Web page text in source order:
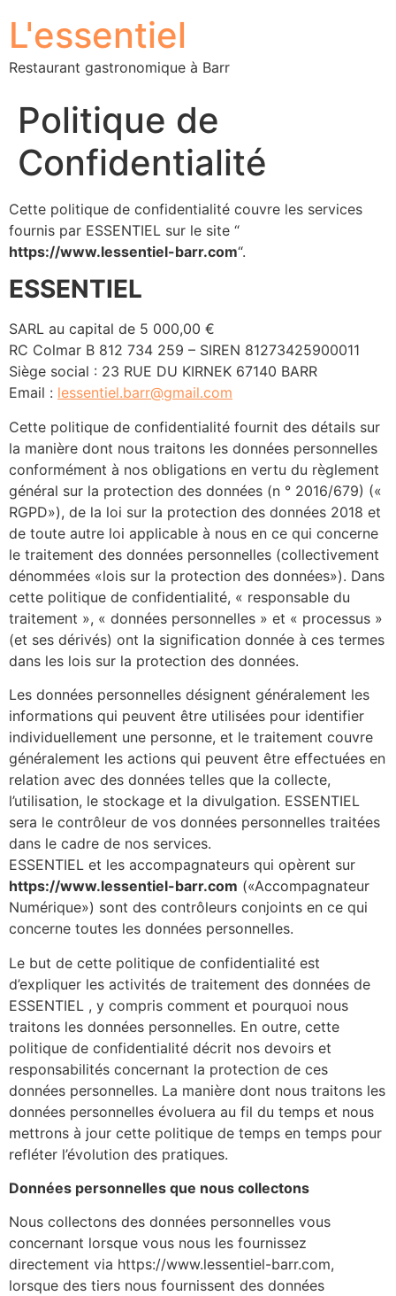
L'essentiel
Restaurant gastronomique à Barr
Politique de
Confidentialité
Cette politique de confidentialité couvre les services
fournis par ESSENTIEL sur le site “
https://www.lessentiel-barr.com“.
ESSENTIEL
SARL au capital de 5 000,00 €
RC Colmar B 812 734 259 – SIREN 81273425900011
Siège social : 23 RUE DU KIRNEK 67140 BARR
Email : lessentiel.barr@gmail.com
Cette politique de confidentialité fournit des détails sur
la manière dont nous traitons les données personnelles
conformément à nos obligations en vertu du règlement
général sur la protection des données (n ° 2016/679) («
RGPD»), de la loi sur la protection des données 2018 et
de toute autre loi applicable à nous en ce qui concerne
le traitement des données personnelles (collectivement
dénommées «lois sur la protection des données»). Dans
cette politique de confidentialité, « responsable du
traitement », « données personnelles » et « processus »
(et ses dérivés) ont la signification donnée à ces termes
dans les lois sur la protection des données.
Les données personnelles désignent généralement les
informations qui peuvent être utilisées pour identifier
individuellement une personne, et le traitement couvre
généralement les actions qui peuvent être effectuées en
relation avec des données telles que la collecte,
l’utilisation, le stockage et la divulgation. ESSENTIEL
sera le contrôleur de vos données personnelles traitées
dans le cadre de nos services.
ESSENTIEL et les accompagnateurs qui opèrent sur
https://www.lessentiel-barr.com («Accompagnateur
Numérique») sont des contrôleurs conjoints en ce qui
concerne toutes les données personnelles.
Le but de cette politique de confidentialité est
d’expliquer les activités de traitement des données de
ESSENTIEL , y compris comment et pourquoi nous
traitons les données personnelles. En outre, cette
politique de confidentialité décrit nos devoirs et
responsabilités concernant la protection de ces
données personnelles. La manière dont nous traitons les
données personnelles évoluera au fil du temps et nous
mettrons à jour cette politique de temps en temps pour
refléter l’évolution des pratiques.
Données personnelles que nous collectons
Nous collectons des données personnelles vous
concernant lorsque vous nous les fournissez
directement via https://www.lessentiel-barr.com,
lorsque des tiers nous fournissent des données